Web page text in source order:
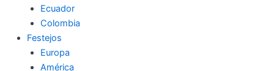
Ecuador
Colombia
Festejos
Europa
América